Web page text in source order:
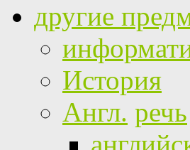
другие
История
Англ. речь